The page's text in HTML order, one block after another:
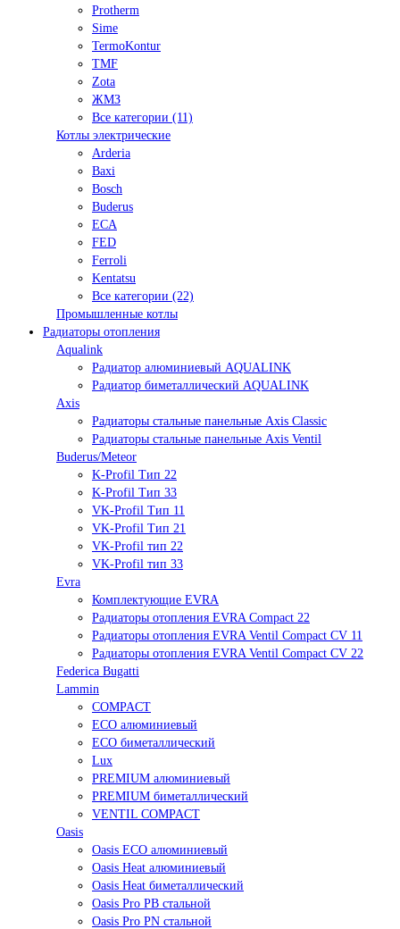
Protherm
Sime
TermoKontur
TMF
Zota
ЖМЗ
Все категории (11)
Котлы электрические
Arderia
Baxi
Bosch
Buderus
ECA
FED
Ferroli
Kentatsu
Все категории (22)
Промышленные котлы
Радиаторы отопления
Aqualink
Радиатор алюминиевый AQUALINK
Радиатор биметаллический AQUALINK
Axis
Радиаторы стальные панельные Axis Classic
Радиаторы стальные панельные Axis Ventil
Buderus/Meteor
K-Profil Тип 22
K-Profil Тип 33
VK-Profil Тип 11
VK-Profil Тип 21
VK-Profil тип 22
VK-Profil тип 33
Evra
Комплектующие EVRA
Радиаторы отопления EVRA Compact 22
Радиаторы отопления EVRA Ventil Compact CV 11
Радиаторы отопления EVRA Ventil Compact CV 22
Federica Bugatti
Lammin
COMPACT
ECO алюминиевый
ECO биметаллический
Lux
PREMIUM алюминиевый
PREMIUM биметаллический
VENTIL COMPACT
Oasis
Oasis ECO алюминиевый
Oasis Heat алюминиевый
Oasis Heat биметаллический
Oasis Pro PB стальной
Oasis Pro PN стальной